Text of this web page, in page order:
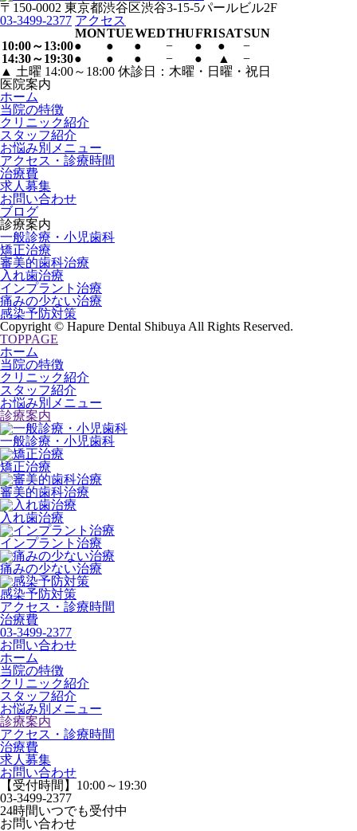
〒150-0002 東京都渋谷区渋谷3-15-5パールビル2F
03-3499-2377 アクセス
MONTUEWEDTHUFRISATSUN
▲ 土曜 14:00～18:00 休診日：木曜・日曜・祝日
10:00～13:00● ● ● − ● ●
−
14:30～19:30● ● ● − ● ▲
−
医院案内
ホーム
当院の特徴
クリニック紹介
スタッフ紹介
お悩み別メニュー
アクセス・診療時間
治療費
求人募集
お問い合わせ
ブログ
診療案内
一般診療・小児歯科
矯正治療
審美的歯科治療
入れ歯治療
インプラント治療
痛みの少ない治療
感染予防対策
Copyright © Hapure Dental Shibuya All Rights Reserved.
TOPPAGE
ホーム
当院の特徴
クリニック紹介
スタッフ紹介
お悩み別メニュー
診療案内
一般診療・小児歯科
矯正治療
審美的歯科治療
入れ歯治療
インプラント治療
痛みの少ない治療
感染予防対策
アクセス・診療時間
治療費
03-3499-2377
お問い合わせ
ホーム
当院の特徴
クリニック紹介
スタッフ紹介
お悩み別メニュー
診療案内
アクセス・診療時間
治療費
求人募集
お問い合わせ
【受付時間】10:00～19:30
03-3499-2377
24時間いつでも受付中
お問い合わせ